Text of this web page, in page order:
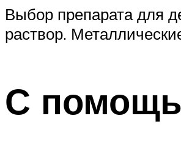
Выбор препарата для
раствор.
С